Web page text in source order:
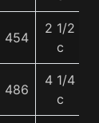
454
2 1/2
c
486
4 1/4
c